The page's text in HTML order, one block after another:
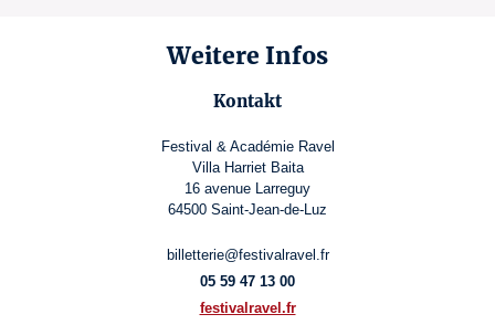
Weitere Infos
Kontakt
Festival & Académie Ravel
Villa Harriet Baita
16 avenue Larreguy
64500 Saint-Jean-de-Luz
billetterie@festivalravel.fr
05 59 47 13 00
festivalravel.fr